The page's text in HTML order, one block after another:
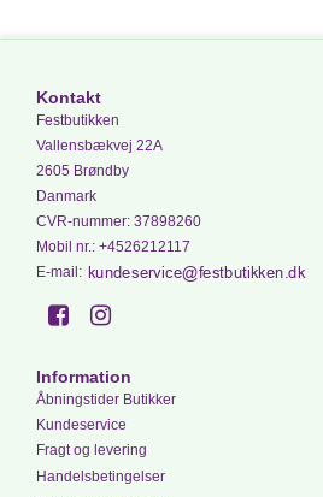
Kontakt
Festbutikken
Vallensbækvej 22A
2605 Brøndby
Danmark
CVR-nummer: 37898260
Mobil nr.: +4526212117
E-mail :
Information
Åbningstider Butikker
Kundeservice
Fragt og levering
Handelsbetingelser